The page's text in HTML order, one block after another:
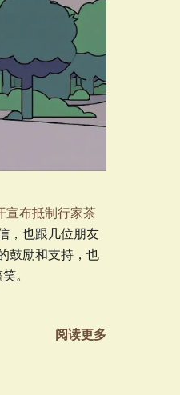
宣布抵制行家茶
，也跟几位朋友
鼓励和支持，也
。
阅读更多